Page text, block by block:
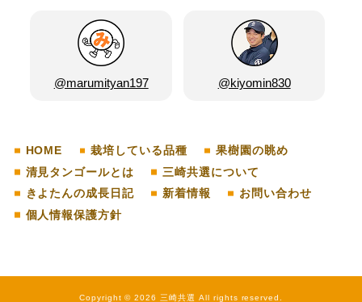
@marumityan197 @kiyomin830
HOME 栽培している品種
果樹園の眺め
清見タンゴールとは
三崎共選について
きよたんの成長日記
新着情報
お問い合わせ
個人情報保護方針
Copyright © 2026 三崎共選 All rights reserved.